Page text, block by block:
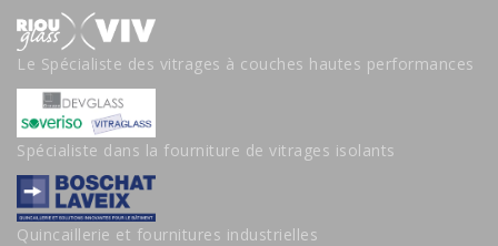
Le Spécialiste des vitrages à couches hautes performances
Spécialiste dans la fourniture de vitrages isolants
Quincaillerie et fournitures industrielles